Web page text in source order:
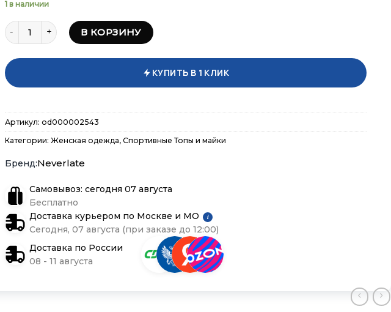
1 в наличии
Количество товара Cпортивное бра 9W08.331.2
В КОРЗИНУ
КУПИТЬ В 1 КЛИК
Артикул: od000002543
Категории: Женская одежда, Спортивные Топы и майки
Neverlate
Самовывоз: сегодня 07 августа
Бесплатно
Доставка курьером по Москве и МО
i
Сегодня, 07 августа (при заказе до 12:00)
Доставка по России
08 - 11 августа